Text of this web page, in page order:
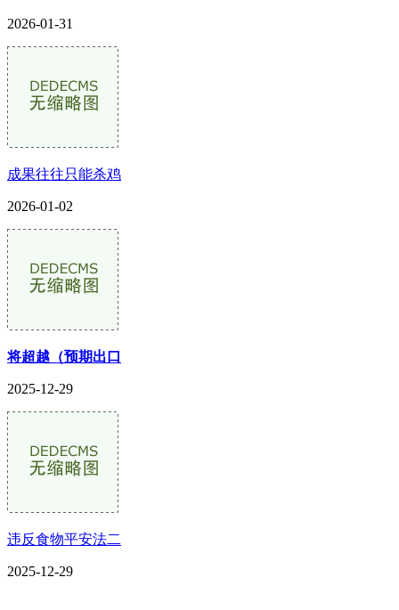
2026-01-31
成果往往只能杀鸡
2026-01-02
将超越（预期出口
2025-12-29
违反食物平安法二
2025-12-29